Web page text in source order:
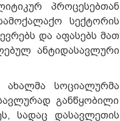
პროცესებთან
სექტორის
და აფასებს მათ
ანტიდასავლური
ახალმა სოციალურმა
განწყობილი
სადაც დასავლეთის